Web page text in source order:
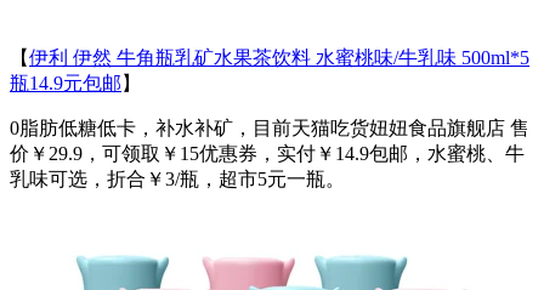
【伊利 伊然 牛角瓶乳矿水果茶饮料 水蜜桃味/牛乳味 500ml*5
瓶14.9元包邮 】
0脂肪低糖低卡，补水补矿，目前天猫吃货妞妞食品旗舰店 售
价￥29.9，可领取￥15优惠券，实付￥14.9包邮，水蜜桃、牛
乳味可选，折合￥3/瓶，超市5元一瓶。